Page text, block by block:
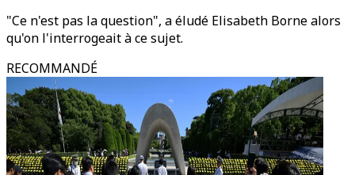
"Ce n'est pas la question", a éludé Elisabeth Borne alors
qu'on l'interrogeait à ce sujet.
RECOMMANDÉ